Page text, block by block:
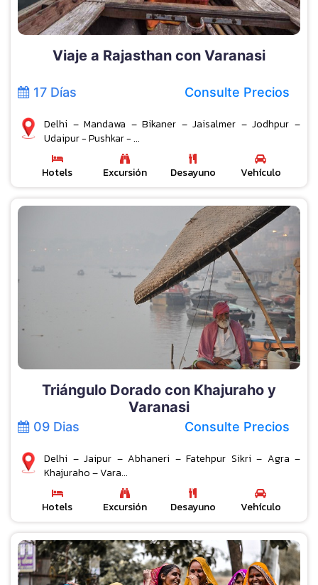
Viaje a Rajasthan con Varanasi
17 Días Consulte Precios
Delhi – Mandawa – Bikaner – Jaisalmer – Jodhpur –
Udaipur - Pushkar - ...
Hotels Excursión Desayuno Vehículo
Triángulo Dorado con Khajuraho y
Varanasi
09 Dias Consulte Precios
Delhi – Jaipur – Abhaneri – Fatehpur Sikri – Agra –
Khajuraho – Vara...
Hotels Excursión Desayuno Vehículo